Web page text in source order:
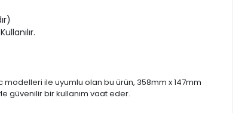
ile uyumlu olan bu ürün, 358mm x 147mm
güvenilir bir kullanım vaat eder.